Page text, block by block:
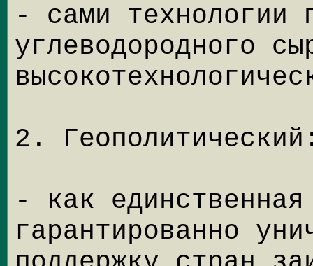
- сами технологии
углеводородного
2.
- как
гарантированно